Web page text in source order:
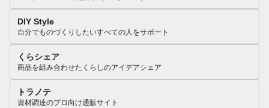
DIY Style
自分でものづくりしたいすべての人をサポート
くらシェア
商品を組み合わせたくらしのアイデアシェア
トラノテ
資材調達のプロ向け通販サイト